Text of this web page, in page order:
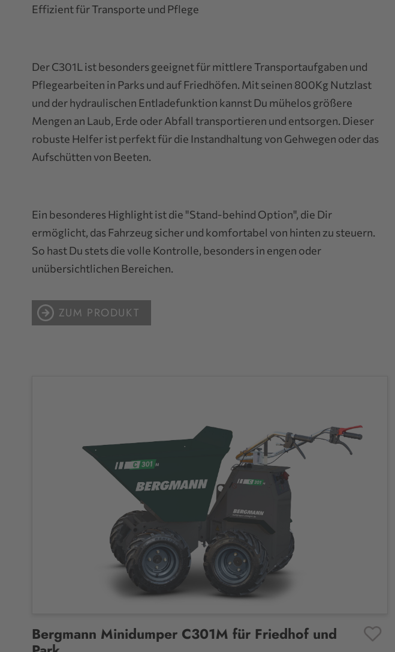
Effizient für Transporte und Pflege
Der C301L ist besonders geeignet für mittlere Transportaufgaben und
Pflegearbeiten in Parks und auf Friedhöfen. Mit seinen 800Kg Nutzlast
und der hydraulischen Entladefunktion kannst Du mühelos größere
Mengen an Laub, Erde oder Abfall transportieren und entsorgen. Dieser
robuste Helfer ist perfekt für die Instandhaltung von Gehwegen oder das
Aufschütten von Beeten.
Ein besonderes Highlight ist die "Stand-behind Option", die Dir
ermöglicht, das Fahrzeug sicher und komfortabel von hinten zu steuern.
So hast Du stets die volle Kontrolle, besonders in engen oder
unübersichtlichen Bereichen.
ZUM PRODUKT
Bergmann Minidumper C301M für Friedhof und